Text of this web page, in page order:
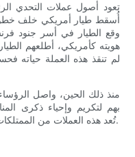
تعود أصول عملات التحدي
أُسقط طيار أمريكي خلف خطوط
وقع الطيار في أسر جنود
هويته كأمريكي، أطلعهم
لم تنقذ هذه العملة حياته
منذ ذلك الحين، واصل
بهم لتكريم وإحياء ذكرى
تُعد هذه العملات من الممتلكات الثمينة، وكثيرًا ما يعرضها متلقوها بفخر.